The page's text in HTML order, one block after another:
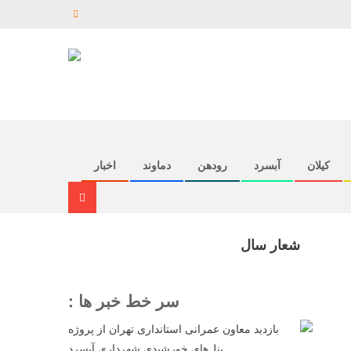
اخبار دماوند رودهن آبسرد کیلان
شعار سال
سر خط خبر ها :